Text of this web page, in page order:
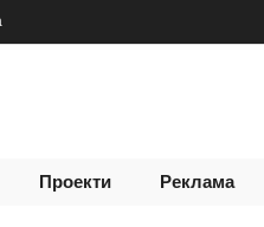
Проекти Реклама